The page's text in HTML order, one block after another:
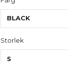
BLACK
Storlek
S